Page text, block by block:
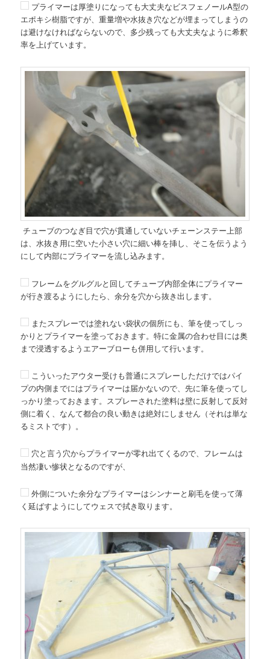
プライマーは厚塗りになっても大丈夫なビスフェノールA型の
エポキシ樹脂ですが、重量増や水抜き穴などが埋まってしまうの
は避けなければならないので、多少残っても大丈夫なように希釈
率を上げています。
チューブのつなぎ目で穴が貫通していないチェーンステー上部
は、水抜き用に空いた小さい穴に細い棒を挿し、そこを伝うよう
にして内部にプライマーを流し込みます。
フレームをグルグルと回してチューブ内部全体にプライマー
が行き渡るようにしたら、余分を穴から抜き出します。
またスプレーでは塗れない袋状の個所にも、筆を使ってしっ
かりとプライマーを塗っておきます。特に金属の合わせ目には奥
まで浸透するようエアーブローも併用して行います。
こういったアウター受けも普通にスプレーしただけではパイ
プの内側までにはプライマーは届かないので、先に筆を使ってし
っかり塗っておきます。スプレーされた塗料は壁に反射して反対
側に着く、なんて都合の良い動きは絶対にしません（それは単な
るミストです）。
穴と言う穴からプライマーが零れ出てくるので、フレームは
当然凄い惨状となるのですが、
外側についた余分なプライマーはシンナーと刷毛を使って薄
く延ばすようにしてウェスで拭き取ります。